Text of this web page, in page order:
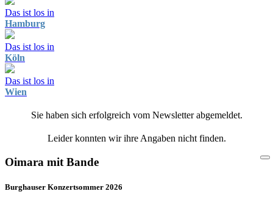
Das ist los in
Hamburg
Das ist los in
Köln
Das ist los in
Wien
Sie haben sich erfolgreich vom Newsletter abgemeldet.
Leider konnten wir ihre Angaben nicht finden.
Oimara mit Bande
Burghauser Konzertsommer 2026